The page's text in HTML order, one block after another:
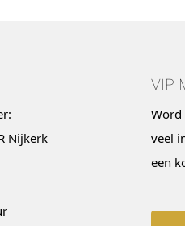
Nijkerk
VIP
Word
veel
een